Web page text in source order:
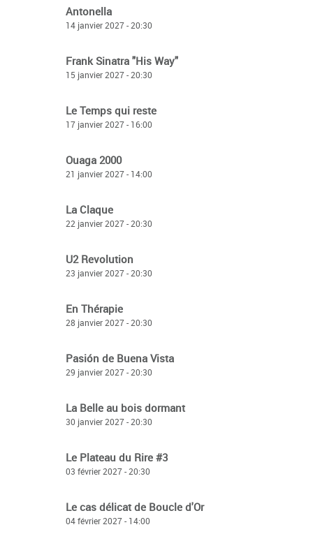
Antonella
14 janvier 2027 - 20:30
Frank Sinatra "His Way"
15 janvier 2027 - 20:30
Le Temps qui reste
17 janvier 2027 - 16:00
Ouaga 2000
21 janvier 2027 - 14:00
La Claque
22 janvier 2027 - 20:30
U2 Revolution
23 janvier 2027 - 20:30
En Thérapie
28 janvier 2027 - 20:30
Pasión de Buena Vista
29 janvier 2027 - 20:30
La Belle au bois dormant
30 janvier 2027 - 20:30
Le Plateau du Rire #3
03 février 2027 - 20:30
Le cas délicat de Boucle d'Or
04 février 2027 - 14:00